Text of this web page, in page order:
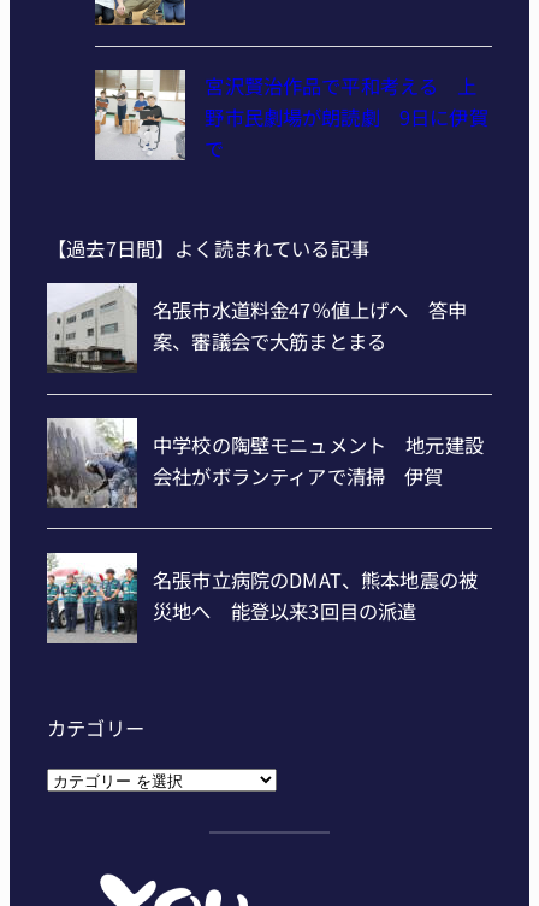
宮沢賢治作品で平和考える 上
野市民劇場が朗読劇 9日に伊賀
で
【過去7日間】よく読まれている記事
カテゴリー
カ